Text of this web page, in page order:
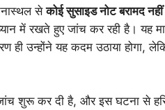
सेकोई सुसाइड नोट बरामद नहीं
में रखते हुए जांच कर रही है। यह
ही उन्होंने यह कदम उठाया होगा,
शुरू कर दी है, और इस घटना से